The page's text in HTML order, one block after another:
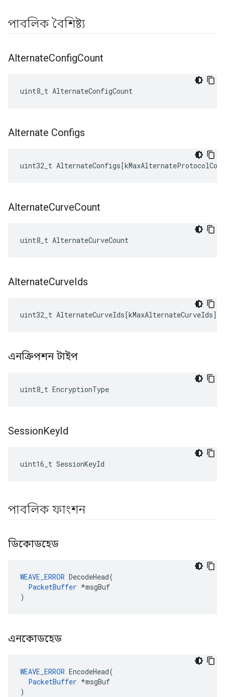
পাবলিক বৈশিষ্ট্য
AlternateConfigCount
uint8_t AlternateConfigCount
Alternate Configs
uint32_t AlternateConfigs[
AlternateCurveCount
uint8_t AlternateCurveCount
AlternateCurveIds
uint32_t AlternateCurveIds[kMaxAlternateCurveIds]
এনক্রিপশন টাইপ
uint8_t EncryptionType
SessionKeyId
uint16_t SessionKeyId
পাবলিক ফাংশন
ডিকোডহেড
WEAVE_ERROR DecodeHead(
PacketBuffer *msgBuf
)
এনকোডহেড
WEAVE_ERROR EncodeHead(
PacketBuffer *msgBuf
)